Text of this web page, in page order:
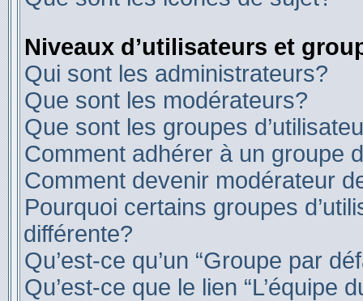
Niveaux d’utilisateurs et
Qui sont les administrateurs?
Que sont les modérateurs?
Que sont les groupes
Comment adhérer à un groupe
Comment devenir modérateur
Pourquoi certains groupes
différente?
Qu’est-ce qu’un “Groupe par
Qu’est-ce que le lien “L’équipe